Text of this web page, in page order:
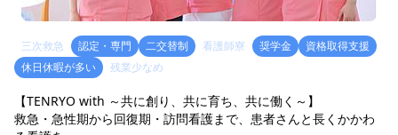
三次救急 認定・専門 二交替制 看護師寮 奨学金
資格取得支援
休日休暇が多い
残業少なめ
【TENRYO with ～共に創り、共に育ち、共に働く～】
救急・急性期から回復期・訪問看護まで、患者さんと長くかかわ